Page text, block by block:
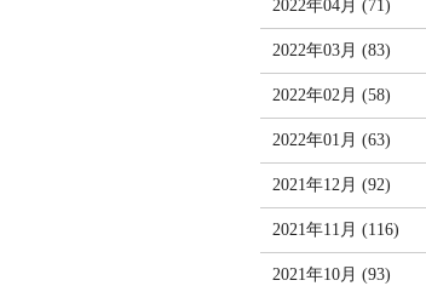
2022年04月 (71)
2022年03月 (83)
2022年02月 (58)
2022年01月 (63)
2021年12月 (92)
2021年11月 (116)
2021年10月 (93)